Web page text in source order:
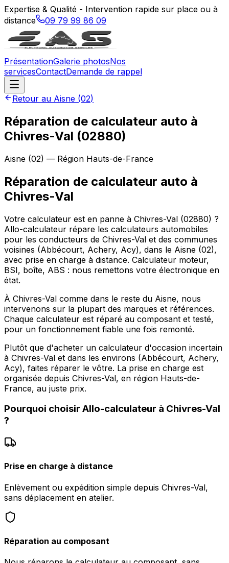
Expertise & Qualité - Intervention rapide sur place ou à
distance
09 79 99 86 09
PrésentationGalerie photosNos
servicesContactDemande de rappel
Retour au Aisne (02)
Réparation de calculateur auto à
Chivres-Val (02880)
Aisne (02) — Région Hauts-de-France
Réparation de calculateur auto à
Chivres-Val
Votre calculateur est en panne à Chivres-Val (02880) ?
Allo-calculateur répare les calculateurs automobiles
pour les conducteurs de Chivres-Val et des communes
voisines (Abbécourt, Achery, Acy), dans le Aisne (02),
avec prise en charge à distance. Calculateur moteur,
BSI, boîte, ABS : nous remettons votre électronique en
état.
À Chivres-Val comme dans le reste du Aisne, nous
intervenons sur la plupart des marques et références.
Chaque calculateur est réparé au composant et testé,
pour un fonctionnement fiable une fois remonté.
Plutôt que d'acheter un calculateur d'occasion incertain
à Chivres-Val et dans les environs (Abbécourt, Achery,
Acy), faites réparer le vôtre. La prise en charge est
organisée depuis Chivres-Val, en région Hauts-de-
France, au juste prix.
Pourquoi choisir Allo-calculateur à Chivres-Val
?
Prise en charge à distance
Enlèvement ou expédition simple depuis Chivres-Val,
sans déplacement en atelier.
Réparation au composant